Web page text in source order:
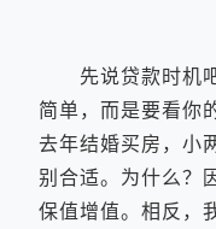
先说贷款时机吧
简单，而是要看你
去年结婚买房，小
别合适。为什么？
保值增值。相反，